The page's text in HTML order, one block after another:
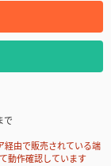
で
由で販売されている端
動作確認しています